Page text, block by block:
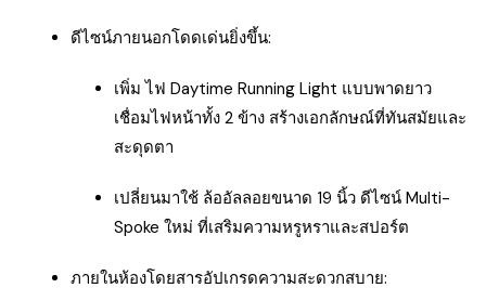
ดีไซน์ภายนอกโดดเด่นยิ่งขึ้น:
เพิ่ม ไฟ Daytime Running Light แบบพาดยาว
เชื่อมไฟหน้าทั้ง 2 ข้าง สร้างเอกลักษณ์ที่ทันสมัยและ
สะดุดตา
เปลี่ยนมาใช้ ล้ออัลลอยขนาด 19 นิ้ว ดีไซน์ Multi-
Spoke ใหม่ ที่เสริมความหรูหราและสปอร์ต
ภายในห้องโดยสารอัปเกรดความสะดวกสบาย: